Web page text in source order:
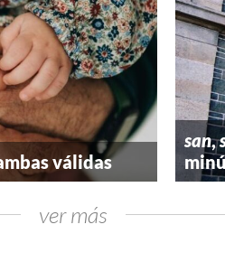
válidas
san,
ver más